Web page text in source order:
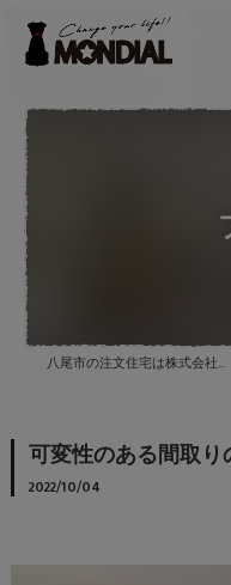
八尾市の注文住宅は株式会社MONDIAL
可変性のある間取り
2022/10/04